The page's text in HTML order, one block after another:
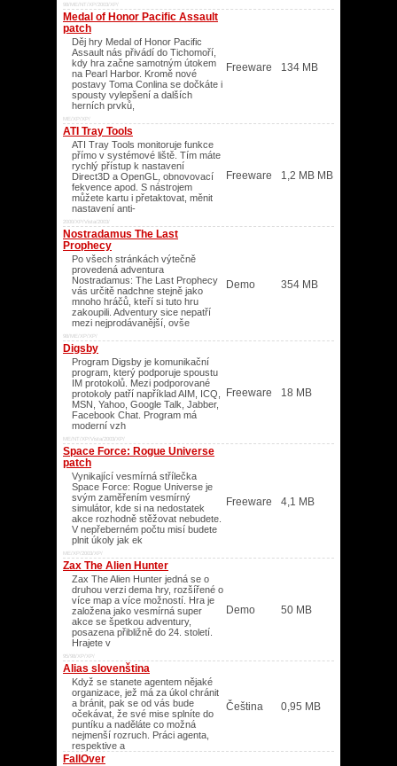
98/ME/NT/XP/2003/XP/
Medal of Honor Pacific Assault
patch
Děj hry Medal of Honor Pacific
Assault nás přivádí do Tichomoří,
kdy hra začne samotným útokem
na Pearl Harbor. Kromě nové
postavy Toma Conlina se dočkáte i
spousty vylepšení a dalších
herních prvků,
ME/XP/XP/
Freeware 134 MB
ATI Tray Tools
ATI Tray Tools monitoruje funkce
přímo v systémové liště. Tím máte
rychlý přístup k nastavení
Direct3D a OpenGL, obnovovací
fekvence apod. S nástrojem
můžete kartu i přetaktovat, měnit
nastavení anti-
2000/XP/Vista/2003/
Freeware 1,2 MB MB
Nostradamus The Last
Prophecy
Po všech stránkách výtečně
provedená adventura
Nostradamus: The Last Prophecy
vás určitě nadchne stejně jako
mnoho hráčů, kteří si tuto hru
zakoupili. Adventury sice nepatří
mezi nejprodávanější, ovše
98/ME/XP/XP/
Demo 354 MB
Digsby
Program Digsby je komunikační
program, který podporuje spoustu
IM protokolů. Mezi podporované
protokoly patří například AIM, ICQ,
MSN, Yahoo, Google Talk, Jabber,
Facebook Chat. Program má
moderní vzh
ME/NT/XP/Vista/2003/XP/
Freeware 18 MB
Space Force: Rogue Universe
patch
Vynikající vesmírná střílečka
Space Force: Rogue Universe je
svým zaměřením vesmírný
simulátor, kde si na nedostatek
akce rozhodně stěžovat nebudete.
V nepřeberném počtu misí budete
plnit úkoly jak ek
ME/XP/2003/XP/
Freeware 4,1 MB
Zax The Alien Hunter
Zax The Alien Hunter jedná se o
druhou verzi dema hry, rozšířené o
více map a více možností. Hra je
založena jako vesmírná super
akce se špetkou adventury,
posazena přibližně do 24. století.
Hrajete v
95/98/XP/XP/
Demo 50 MB
Alias slovenština
Když se stanete agentem nějaké
organizace, jež má za úkol chránit
a bránit, pak se od vás bude
očekávat, že své mise splníte do
puntíku a naděláte co možná
nejmenší rozruch. Práci agenta,
respektive a
Čeština 0,95 MB
FallOver